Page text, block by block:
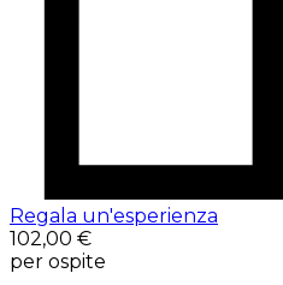
Regala un'esperienza
102,00 €
per ospite